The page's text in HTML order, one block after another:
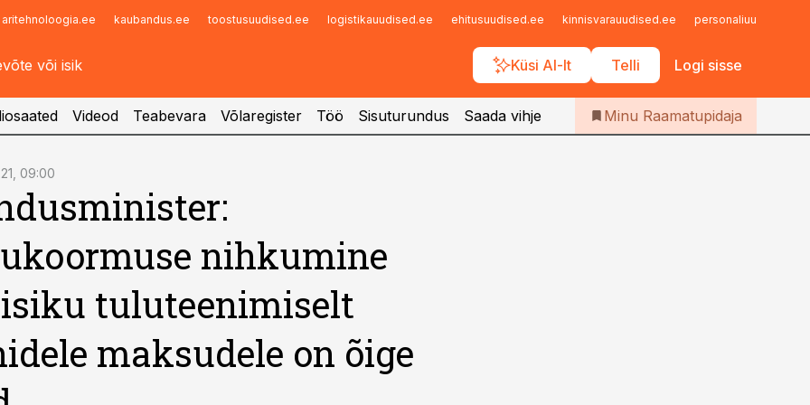
aritehnoloogia.ee kaubandus.ee toostusuudised.ee logistikauudised.ee ehitusuudised.ee kinnisvarauudised.ee personaliuudised.ee
Küsi AI-lt Telli Logi sisse
Infopank
Iseteenindus
Telli Raamatupidaja
Videod Teabevara Võlaregister Töö Sisuturundus Saada vihje Minu Raamatupidaja
09:00
nihkumine
tuluteenimiselt
maksudele on õige